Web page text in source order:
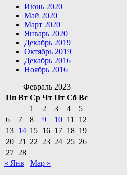
Июнь 2020
Май 2020
Март 2020
Январь 2020
Декабрь 2019
Октябрь 2019
Декабрь 2016
Ноябрь 2016
Февраль 2023
Пн Вт Ср Чт Пт Сб Вс
1
2 3 4
5
6
7 8 9 10 11
12
13 14 15 16 17 18 19
20 21 22 23 24 25 26
27 28
« Янв
Мар »